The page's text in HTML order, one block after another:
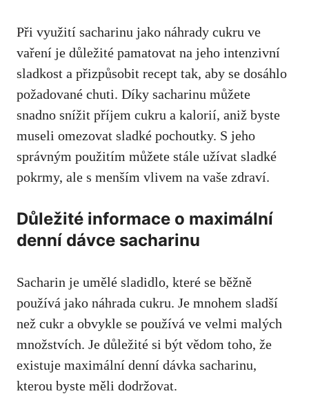
Při využití sacharinu jako náhrady cukru ⁤ve
vaření je ​důležité pamatovat na jeho⁢ intenzivní
sladkost a přizpůsobit recept ⁣tak, aby se ​dosáhlo⁢
požadované chuti. Díky sacharinu ⁣můžete
snadno snížit⁢ příjem ⁤cukru a kalorií, aniž byste
museli omezovat sladké pochoutky. S jeho
správným použitím můžete‌ stále užívat sladké
pokrmy, ale s menším ​vlivem na vaše ⁤zdraví.
Důležité⁢ informace o maximální
‌denní dávce sacharinu
Sacharin je ⁢umělé sladidlo, které se běžně
používá ‍jako ‌náhrada ⁣cukru. Je mnohem sladší
než ‍cukr a⁢ obvykle se⁣ používá ve⁣ velmi malých⁣
množstvích. Je‌ důležité si být vědom toho, že
existuje maximální denní dávka sacharinu,
kterou byste⁣ měli dodržovat.